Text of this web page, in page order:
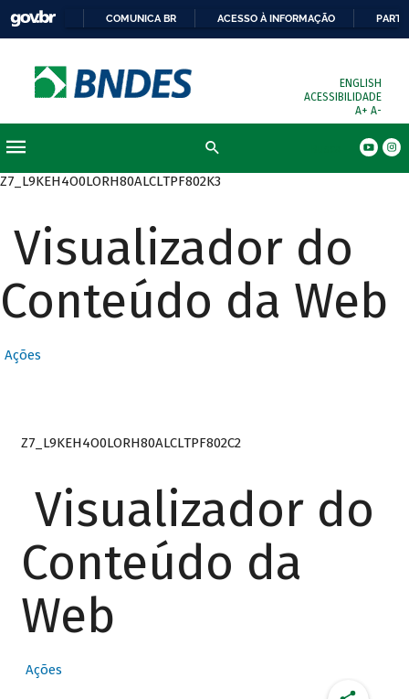
COMUNICA BR ACESSO À INFORMAÇÃO
ENGLISH
ACESSIBILIDADE
A+ A-
Z7_L9KEH4O0LORH80ALCLTPF802K3
Visualizador do
Conteúdo da Web
Ações
Z7_L9KEH4O0LORH80ALCLTPF802C2
Visualizador do
Conteúdo da
Web
Ações